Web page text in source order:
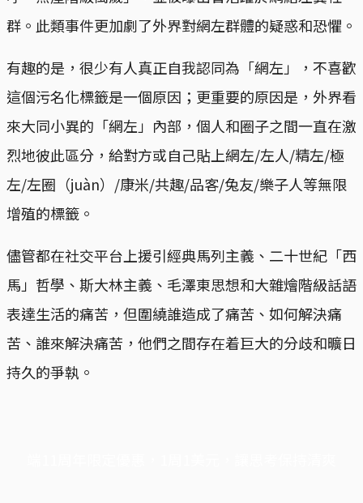
群。此類事件更加劇了外界對網左群體的疑惑和恐懼。
有趣的是，很少有人真正自我認同為「網左」，不喜歡
這個污名化標籤是一個原因；更重要的原因是，外界看
來大同小異的「網左」內部，個人和圈子之間一直在激
烈地彼此區分，給對方或自己貼上網左/左人/精左/極
左/左圈（juàn）/康米/共趣/品客/兔友/樂子人等無限
增殖的標籤。
儘管都在社交平台上援引經典馬列主義、二十世紀「西
馬」哲學、斯大林主義、毛澤東思想和大雜燴階級話語
表達生活的痛苦，但圍繞誰造成了痛苦、如何解決痛
苦、誰來解決痛苦，他們之間存在着巨大的分歧和曠日
持久的爭執。